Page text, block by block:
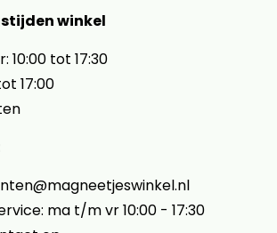
winkel
10:00 tot 17:30
17:00
ma t/m vr 10:00 - 17:30